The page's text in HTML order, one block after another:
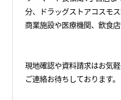
分、ドラッグストアコスモ
商業施設や医療機関、飲食
現地確認や資料請求はお気
ご連絡お待ちしております。